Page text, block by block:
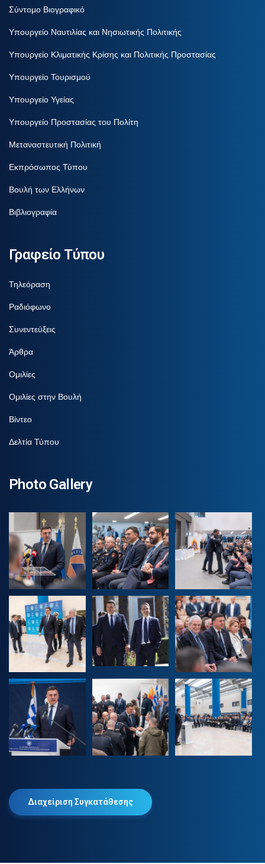
Σύντομο Βιογραφικό
Υπουργείο Ναυτιλίας και Νησιωτικής Πολιτικής
Υπουργείο Κλιματικής Κρίσης και Πολιτικής Προστασίας
Υπουργείο Τουρισμού
Υπουργείο Υγείας
Υπουργείο Προστασίας του Πολίτη
Μεταναστευτική Πολιτική
Εκπρόσωπος Τύπου
Βουλή των Ελλήνων
Βιβλιογραφία
Γραφείο Τύπου
Τηλεόραση
Ραδιόφωνο
Συνεντεύξεις
Άρθρα
Ομιλίες
Ομιλίες στην Βουλή
Βίντεο
Δελτία Τύπου
Photo Gallery
Διαχείριση Συγκατάθεσης